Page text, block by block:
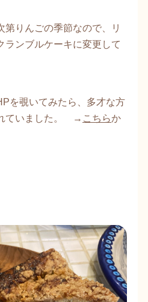
第りんごの季節なので、リ
ランブルケーキに変更して
を覗いてみたら、多才な方
ていました。 → こちらか